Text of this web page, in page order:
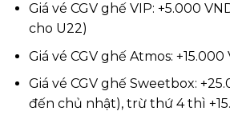
Giá vé CGV ghế VIP: +5.000
cho U22)
Giá vé CGV ghế Atmos: +15.000
Giá vé CGV ghế Sweetbox:
đến chủ nhật), trừ thứ 4 thì